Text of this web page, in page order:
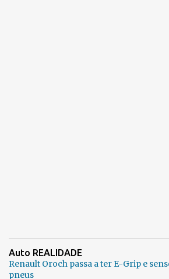
Auto REALIDADE
Renault Oroch passa a ter E-Grip e
pneus